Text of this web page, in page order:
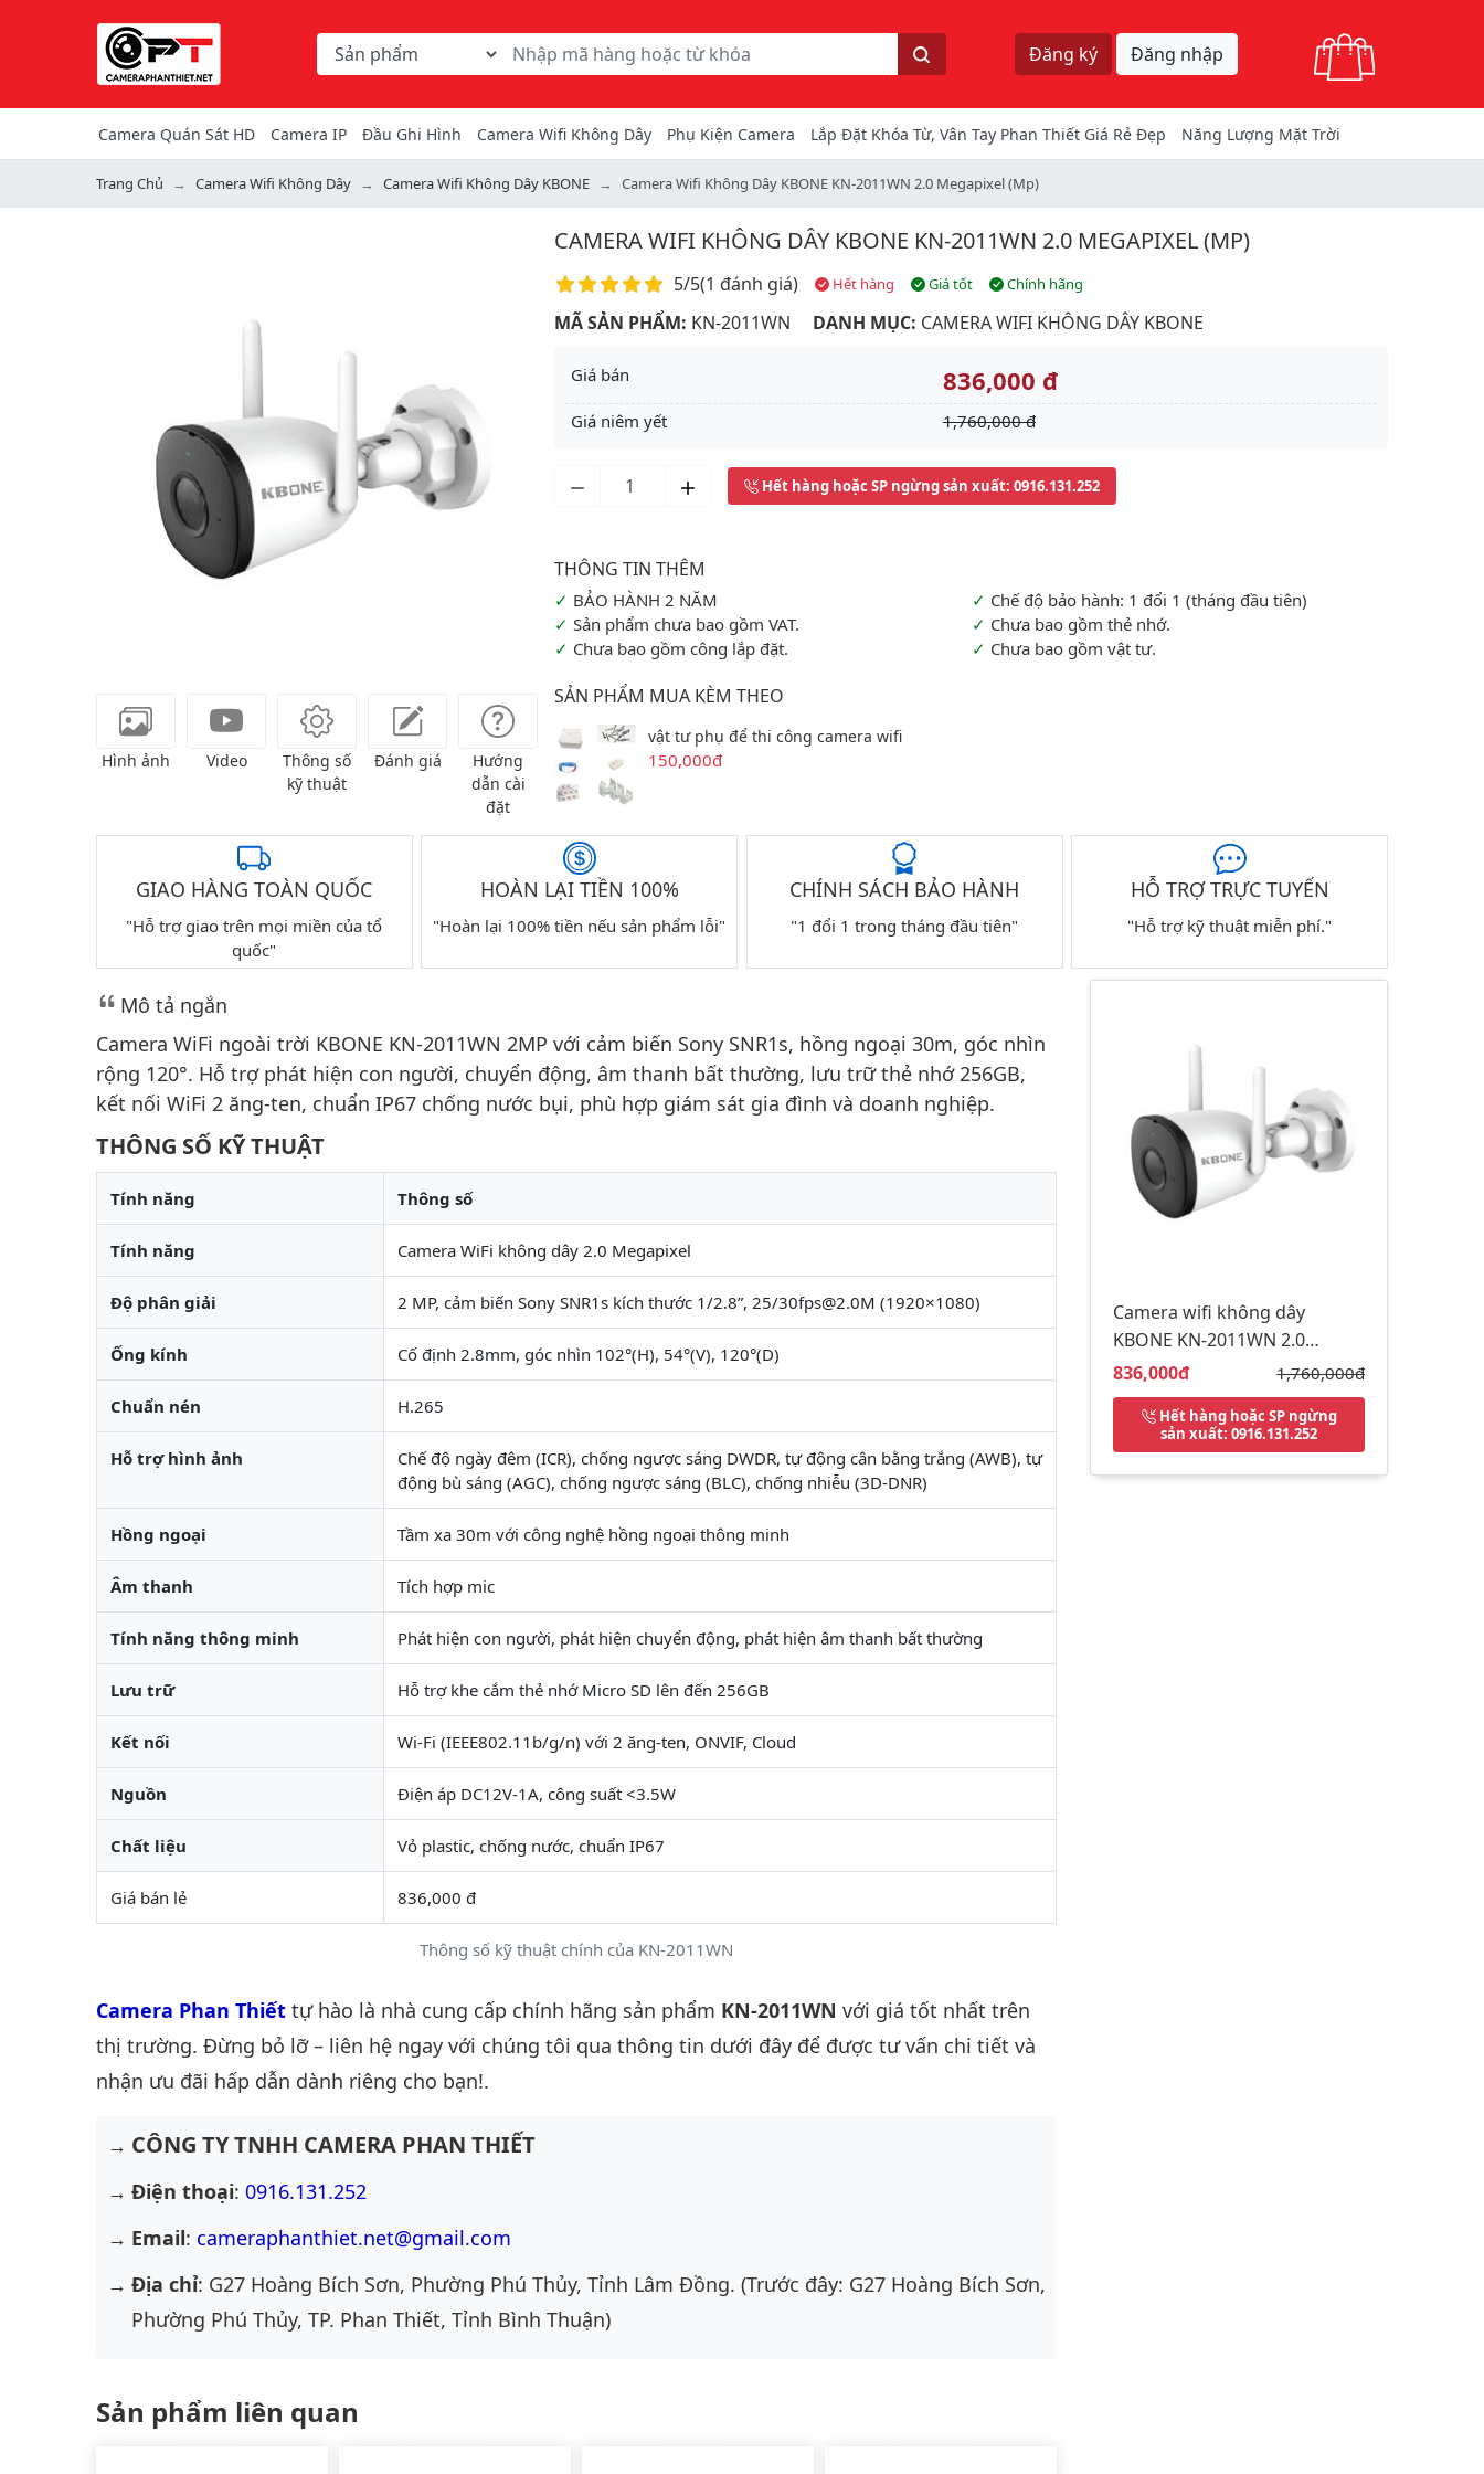
Chọn danh mục tìm kiếm
Từ khóa hoặc mã hàng
Tìm kiếm
Đăng ký Đăng nhập
Camera Quán Sát HD Camera IP Đầu Ghi Hình Camera Wifi Không Dây Phụ Kiện Camera Lắp Đặt Khóa Từ, Vân Tay Phan Thiết Giá Rẻ Đẹp Năng Lượng Mặt Trời
Trang Chủ Camera Wifi Không Dây Camera Wifi Không Dây KBONE Camera Wifi Không Dây KBONE KN-2011WN 2.0 Megapixel (Mp)
Previous
Hình ảnh Video
Thông số
kỹ thuật
Đánh giá
Hướng
dẫn cài
đặt
CAMERA WIFI KHÔNG DÂY KBONE KN-2011WN 2.0 MEGAPIXEL (MP)
Điểm đánh giá
5/5(1 đánh giá) Hết hàng Giá tốt Chính hãng
MÃ SẢN PHẨM: KN-2011WN DANH MỤC: CAMERA WIFI KHÔNG DÂY KBONE
Giá bán 836,000 đ
Giá niêm yết 1,760,000 đ
Hết hàng hoặc SP ngừng sản xuất: 0916.131.252
BẢO HÀNH 2 NĂM
Chế độ bảo hành: 1 đổi 1 (tháng đầu tiên)
Sản phẩm chưa bao gồm VAT.
Chưa bao gồm thẻ nhớ.
Chưa bao gồm công lắp đặt.
Chưa bao gồm vật tư.
SẢN PHẨM MUA KÈM THEO
vật tư phụ để thi công camera wifi
150,000đ
GIAO HÀNG TOÀN QUỐC
"Hỗ trợ giao trên mọi miền của tổ
quốc"
HOÀN LẠI TIỀN 100%
"Hoàn lại 100% tiền nếu sản phẩm lỗi"
CHÍNH SÁCH BẢO HÀNH
"1 đổi 1 trong tháng đầu tiên"
HỖ TRỢ TRỰC TUYẾN
"Hỗ trợ kỹ thuật miễn phí."
Mô tả ngắn
Camera WiFi ngoài trời KBONE KN-2011WN 2MP với cảm biến Sony SNR1s, hồng ngoại 30m, góc nhìn
rộng 120°. Hỗ trợ phát hiện con người, chuyển động, âm thanh bất thường, lưu trữ thẻ nhớ 256GB,
kết nối WiFi 2 ăng-ten, chuẩn IP67 chống nước bụi, phù hợp giám sát gia đình và doanh nghiệp.
THÔNG SỐ KỸ THUẬT
Thông số kỹ thuật chính của KN-2011WN
Tính năng Thông số
Tính năng Camera WiFi không dây 2.0 Megapixel
Độ phân giải 2 MP, cảm biến Sony SNR1s kích thước 1/2.8”, 25/30fps@2.0M (1920×1080)
Ống kính Cố định 2.8mm, góc nhìn 102°(H), 54°(V), 120°(D)
Chuẩn nén H.265
Hỗ trợ hình ảnh
Chế độ ngày đêm (ICR), chống ngược sáng DWDR, tự động cân bằng trắng (AWB), tự
động bù sáng (AGC), chống ngược sáng (BLC), chống nhiễu (3D-DNR)
Hồng ngoại Tầm xa 30m với công nghệ hồng ngoại thông minh
Âm thanh Tích hợp mic
Tính năng thông minh Phát hiện con người, phát hiện chuyển động, phát hiện âm thanh bất thường
Lưu trữ Hỗ trợ khe cắm thẻ nhớ Micro SD lên đến 256GB
Kết nối Wi-Fi (IEEE802.11b/g/n) với 2 ăng-ten, ONVIF, Cloud
Nguồn Điện áp DC12V-1A, công suất <3.5W
Chất liệu Vỏ plastic, chống nước, chuẩn IP67
Giá bán lẻ 836,000 đ
Camera Phan Thiết tự hào là nhà cung cấp chính hãng sản phẩm KN-2011WN với giá tốt nhất trên
thị trường. Đừng bỏ lỡ – liên hệ ngay với chúng tôi qua thông tin dưới đây để được tư vấn chi tiết và
nhận ưu đãi hấp dẫn dành riêng cho bạn!.
CÔNG TY TNHH CAMERA PHAN THIẾT
Điện thoại: 0916.131.252
Email: cameraphanthiet.net@gmail.com
Địa chỉ: G27 Hoàng Bích Sơn, Phường Phú Thủy, Tỉnh Lâm Đồng. (Trước đây: G27 Hoàng Bích Sơn,
Phường Phú Thủy, TP. Phan Thiết, Tỉnh Bình Thuận)
Sản phẩm liên quan
Camera wifi không dây
KBONE KN-2011WN 2.0
Megapixel (Mp)
Giá bán:
836,000đ Giá gốc:
1,760,000đ
Hết hàng hoặc SP ngừng
sản xuất: 0916.131.252